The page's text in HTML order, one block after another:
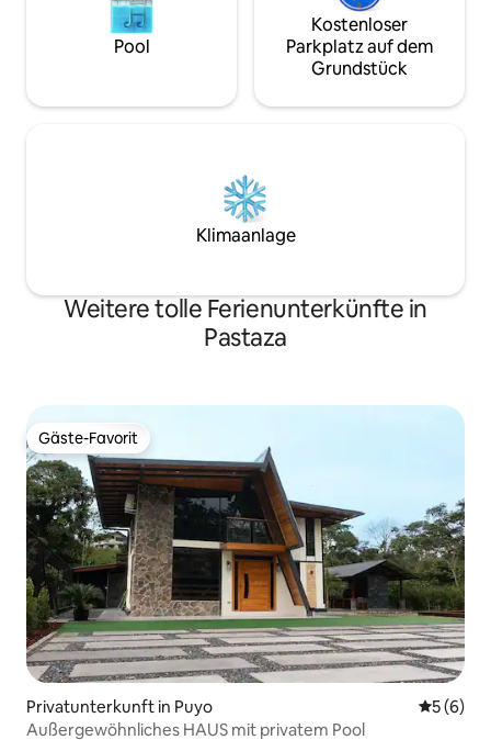
Pool
Kostenloser
Parkplatz auf dem
Grundstück
Klimaanlage
Weitere tolle Ferienunterkünfte in
Pastaza
Gäste-Favorit
Gäste-Favorit
Privatunterkunft in Puyo
5 (6)
Außergewöhnliches HAUS mit privatem Pool